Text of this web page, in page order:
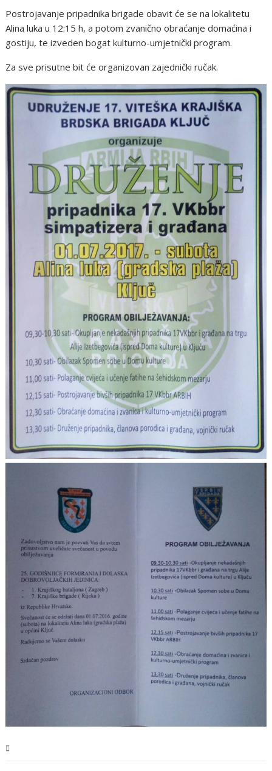
Postrojavanje pripadnika brigade obavit će se na lokalitetu
Alina luka u 12:15 h, a potom zvanično obraćanje domaćina i
gostiju, te izveden bogat kulturno-umjetnički program.
Za sve prisutne bit će organizovan zajednički ručak.